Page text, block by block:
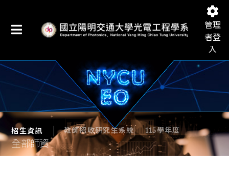
管理
者登
入
國立陽明交通大學光電工程學系
招生資訊 教師招收研究生系統 115學年度
全部師資